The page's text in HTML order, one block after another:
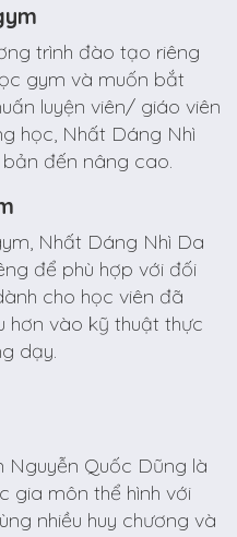
trình đào tạo riêng
gym và muốn bắt
luyện viên/ giáo viên
học, Nhất Dáng Nhì
đến nâng cao.
Nhất Dáng Nhì Da
để phù hợp với đối
cho học viên đã
hơn vào kỹ thuật thực
dạy.
Nguyễn Quốc Dũng là
gia môn thể hình với
nhiều huy chương và